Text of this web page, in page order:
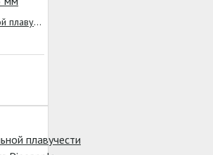
Бойлы нейтральной плавучести FFEM Jam Wafters Strawberry (Клубника) 10x13 мм